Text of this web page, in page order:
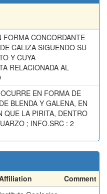
FORMA CONCORDANTE
CALIZA SIGUENDO SU
Y CUYA
RELACIONADA AL
EN FORMA DE
BLENDA Y GALENA, EN
QUE LA PIRITA, DENTRO
; INFO.SRC : 2
Comment